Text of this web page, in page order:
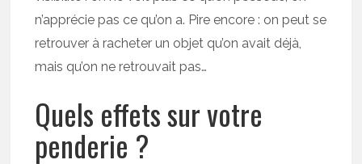
n’apprécie pas ce qu’on a. Pire encore : on peut se
retrouver à racheter un objet qu’on avait déjà,
mais qu’on ne retrouvait pas…
Quels effets sur votre
penderie ?